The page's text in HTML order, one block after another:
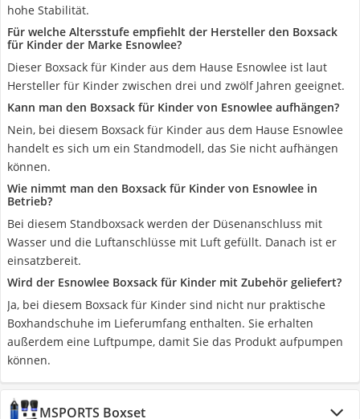
hohe Stabilität.
Für welche Altersstufe empfiehlt der Hersteller den Boxsack
für Kinder der Marke Esnowlee?
Dieser Boxsack für Kinder aus dem Hause Esnowlee ist laut
Hersteller für Kinder zwischen drei und zwölf Jahren geeignet.
Kann man den Boxsack für Kinder von Esnowlee aufhängen?
Nein, bei diesem Boxsack für Kinder aus dem Hause Esnowlee
handelt es sich um ein Standmodell, das Sie nicht aufhängen
können.
Wie nimmt man den Boxsack für Kinder von Esnowlee in
Betrieb?
Bei diesem Standboxsack werden der Düsenanschluss mit
Wasser und die Luftanschlüsse mit Luft gefüllt. Danach ist er
einsatzbereit.
Wird der Esnowlee Boxsack für Kinder mit Zubehör geliefert?
Ja, bei diesem Boxsack für Kinder sind nicht nur praktische
Boxhandschuhe im Lieferumfang enthalten. Sie erhalten
außerdem eine Luftpumpe, damit Sie das Produkt aufpumpen
können.
MSPORTS Boxset